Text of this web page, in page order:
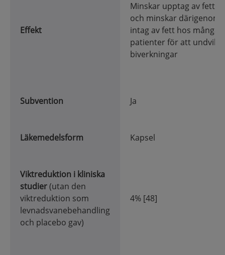
Effekt
Minskar upptag av fett
och minskar därigenom
intag av fett hos många
patienter för att undvika
biverkningar
Subvention Ja
Läkemedelsform Kapsel
Viktreduktion i kliniska
studier(utan den
viktreduktion som
levnadsvanebehandling
och placebo gav)
4% [48]